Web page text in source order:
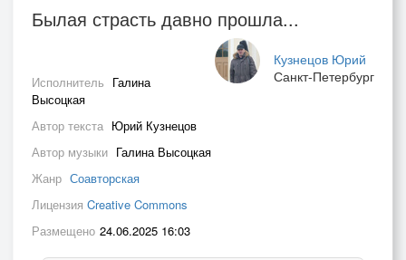
Былая страсть давно прошла...
Кузнецов Юрий
Санкт-Петербург
Исполнитель Галина
Высоцкая
Автор текста Юрий Кузнецов
Автор музыки Галина Высоцкая
Жанр Соавторская
Лицензия Creative Commons
Размещено 24.06.2025 16:03